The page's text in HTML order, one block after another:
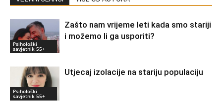
Psihološki
savjetnik 55+
Zašto nam vrijeme leti kada smo stariji
i možemo li ga usporiti?
Psihološki
savjetnik 55+
Utjecaj izolacije na stariju populaciju